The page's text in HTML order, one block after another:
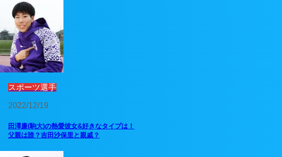
スポーツ選手
2022/12/19
田澤廉(駒大)の熱愛彼女&好きなタイプは！
父親は誰？吉田沙保里と親戚？